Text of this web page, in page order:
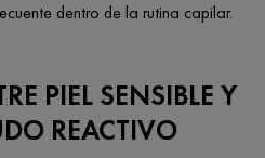
dentro de la rutina capilar.
PIEL SENSIBLE Y
REACTIVO